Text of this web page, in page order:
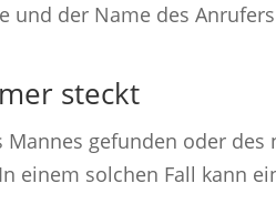
und der Name des
steckt
gefunden oder des
einem solchen Fall kann